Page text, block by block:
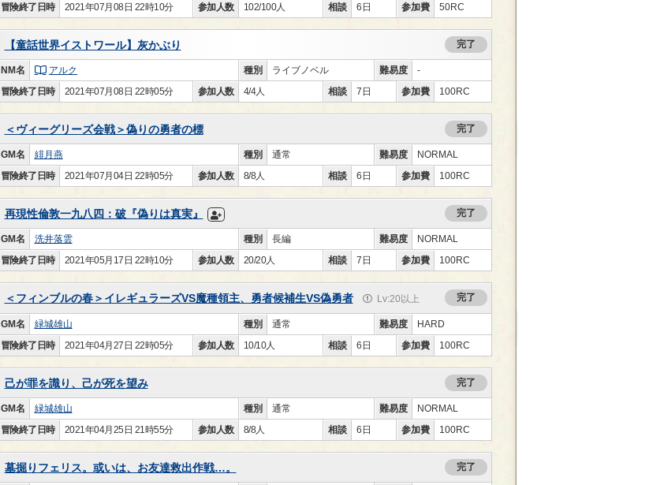
冒険終了日時
2021年07月08日 22時10分 参加人数 102/100人 相談 6日 参加費 50RC
【童話世界イストワール】灰かぶり 完了
NM名 アルク 種別 ライブノベル 難易度
-
冒険終了日時
2021年07月08日 22時05分 参加人数 4/4人 相談 7日 参加費 100RC
＜ヴィーグリーズ会戦＞偽りの勇者の標 完了
GM名 緋月燕 種別 通常 難易度
NORMAL
冒険終了日時
2021年07月04日 22時05分 参加人数 8/8人 相談 6日 参加費 100RC
再現性倫敦一九八四：破『偽りは真実』 完了
GM名 洗井落雲 種別 長編 難易度
NORMAL
冒険終了日時
2021年05月17日 22時10分 参加人数 20/20人 相談 7日 参加費 100RC
＜フィンブルの春＞イレギュラーズVS魔種領主、勇者候補生VS偽勇者 Lv:20以上 完了
GM名 緑城雄山 種別 通常 難易度
HARD
冒険終了日時
2021年04月27日 22時05分 参加人数 10/10人 相談 6日 参加費 100RC
己が罪を識り、己が死を望み 完了
GM名 緑城雄山 種別 通常 難易度
NORMAL
冒険終了日時
2021年04月25日 21時55分 参加人数 8/8人 相談 6日 参加費 100RC
墓掘りフェリス。或いは、お友達救出作戦…。 完了